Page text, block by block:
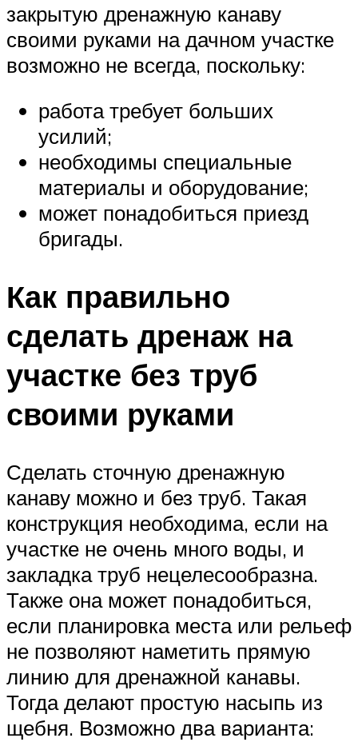
закрытую дренажную канаву
своими руками на дачном участке
возможно не всегда, поскольку:
работа требует больших
усилий;
необходимы специальные
материалы и оборудование;
может понадобиться приезд
бригады.
Как правильно
сделать дренаж на
участке без труб
своими руками
Сделать сточную дренажную
канаву можно и без труб. Такая
конструкция необходима, если на
участке не очень много воды, и
закладка труб нецелесообразна.
Также она может понадобиться,
если планировка места или рельеф
не позволяют наметить прямую
линию для дренажной канавы.
Тогда делают простую насыпь из
щебня. Возможно два варианта: